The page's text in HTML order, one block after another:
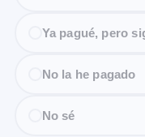
Ya pagué, pero
No la he pagado
No sé